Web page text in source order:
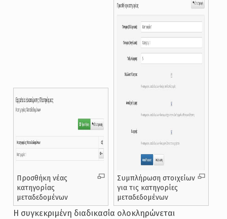
Προσθήκη νέας
κατηγορίας
μεταδεδομένων
Συμπλήρωση στοιχείων
για τις κατηγορίες
μεταδεδομένων
Η συγκεκριμένη διαδικασία ολοκληρώνεται